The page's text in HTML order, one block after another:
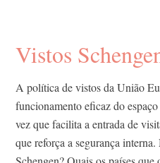
Vistos
A política de vistos da União
funcionamento eficaz do
vez que facilita a entrada de
que reforça a segurança